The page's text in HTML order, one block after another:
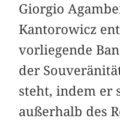
Giorgio
Kantorowicz
vorliegende
der
steht, indem er
außerhalb des